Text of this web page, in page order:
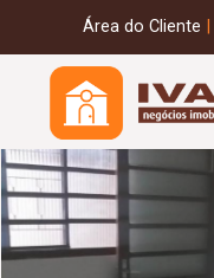
Área do Cliente